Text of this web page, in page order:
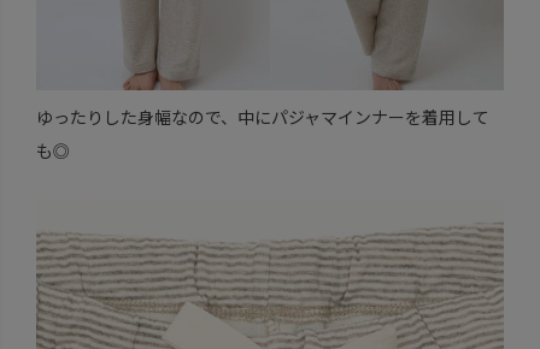
ゆったりした身幅なので、中にパジャマインナーを着用して
も◎